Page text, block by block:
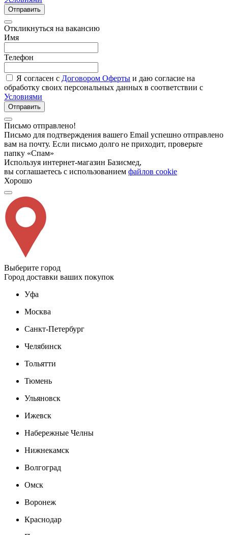
Отправить
Откликнуться на вакансию
Имя
Телефон
Я согласен с Договором Оферты и даю согласие на
обработку своих персональных данных в соответствии с
Условиями
Отправить
Письмо отправлено!
Письмо для подтверждения вашего Email успешно отправлено
вам на почту. Если письмо долго не приходит, проверьте
папку «Спам»
Используя интернет-магазин Базисмед,
вы соглашаетесь с использованием файлов cookie
Хорошо
Выберите город
Город доставки ваших покупок
Уфа
Москва
Санкт-Петербург
Челябинск
Тольятти
Тюмень
Ульяновск
Ижевск
Набережные Челны
Нижнекамск
Волгоград
Омск
Воронеж
Краснодар